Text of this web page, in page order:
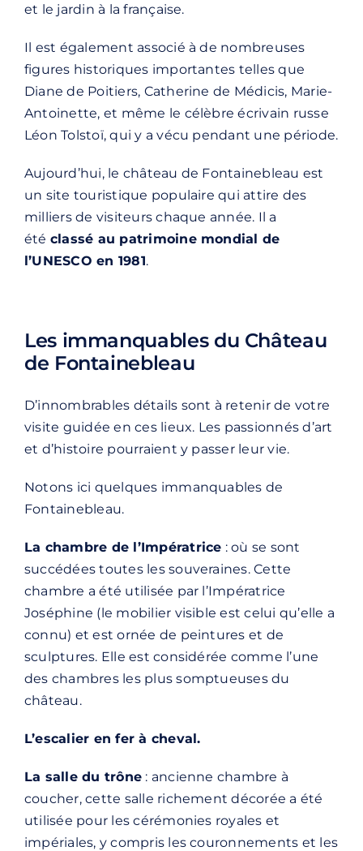
et le jardin à la française.
Il est également associé à de nombreuses
figures historiques importantes telles que
Diane de Poitiers, Catherine de Médicis, Marie-
Antoinette, et même le célèbre écrivain russe
Léon Tolstoï, qui y a vécu pendant une période.
Aujourd’hui, le château de Fontainebleau est
un site touristique populaire qui attire des
milliers de visiteurs chaque année. Il a
été classé au patrimoine mondial de
l’UNESCO en 1981.
Les immanquables du Château
de Fontainebleau
D’innombrables détails sont à retenir de votre
visite guidée en ces lieux. Les passionnés d’art
et d’histoire pourraient y passer leur vie.
Notons ici quelques immanquables de
Fontainebleau.
La chambre de l’Impératrice : où se sont
succédées toutes les souveraines. Cette
chambre a été utilisée par l’Impératrice
Joséphine (le mobilier visible est celui qu’elle a
connu) et est ornée de peintures et de
sculptures. Elle est considérée comme l’une
des chambres les plus somptueuses du
château.
L’escalier en fer à cheval.
La salle du trône : ancienne chambre à
coucher, cette salle richement décorée a été
utilisée pour les cérémonies royales et
impériales, y compris les couronnements et les